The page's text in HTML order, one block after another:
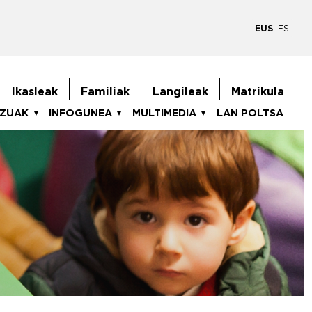
EUS ES
goiburukoMenua
Ikasleak Familiak Langileak Matrikula
INFOGUNEA MULTIMEDIA LAN POLTSA